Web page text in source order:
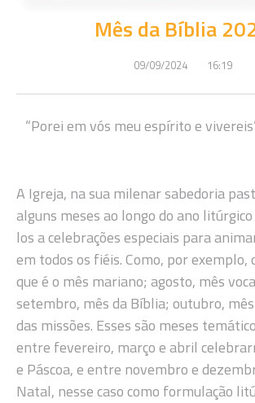
Mês da Bíblia
09/09/2024 16:19
“Porei em vós meu espírito e
A Igreja, na sua milenar sabedoria
alguns meses ao longo do ano
los a celebrações especiais para
em todos os fiéis. Como, por exemplo,
que é o mês mariano; agosto, mês
setembro, mês da Bíblia; outubro,
das missões. Esses são meses
entre fevereiro, março e abril
e Páscoa, e entre novembro e
Natal, nesse caso como formulação